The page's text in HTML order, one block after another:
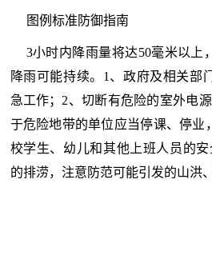
图例标准防御指南
3小时内降雨量将达50毫米以上
降雨可能持续。1、政府及相关部
急工作；2、切断有危险的室外电
于危险地带的单位应当停课、停业
校学生、幼儿和其他上班人员的
的排涝，注意防范可能引发的山洪